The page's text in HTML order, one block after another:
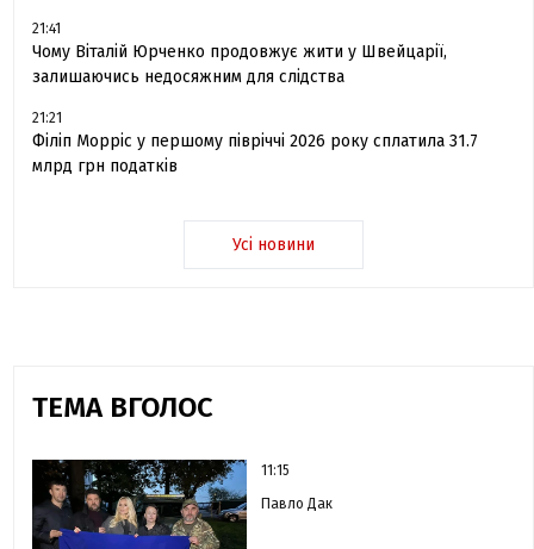
21:41
Чому Віталій Юрченко продовжує жити у Швейцарії,
залишаючись недосяжним для слідства
21:21
Філіп Морріс у першому півріччі 2026 року сплатила 31.7
млрд грн податків
Усі новини
ТЕМА ВГОЛОС
11:15
Павло Дак